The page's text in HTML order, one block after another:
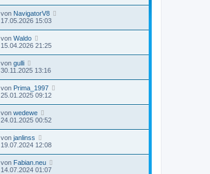
von NavigatorV8
17.05.2026 15:03
von Waldo
15.04.2026 21:25
von gulli
30.11.2025 13:16
von Prima_1997
25.01.2025 09:12
von wedewe
24.01.2025 00:52
von janlinss
19.07.2024 12:08
von Fabian.neu
14.07.2024 01:07